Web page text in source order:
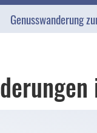
Genusswanderung